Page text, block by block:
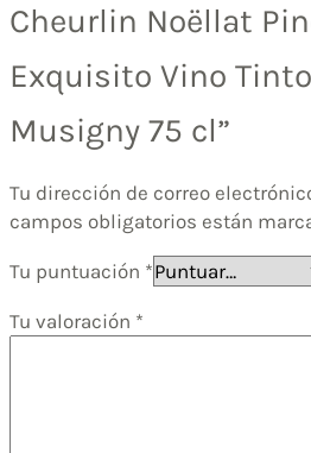
Cheurlin Noëllat
Exquisito Vino
Musigny 75 cl”
Tu dirección de correo
campos obligatorios están
Tu puntuación *
Tu valoración *